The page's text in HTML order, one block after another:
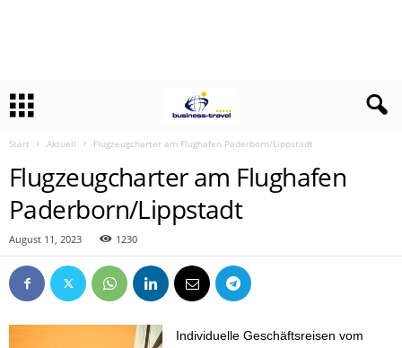
Start Aktuell Flugzeugcharter am Flughafen Paderborn/Lippstadt
Flugzeugcharter am Flughafen
Paderborn/Lippstadt
August 11, 2023 1230
Individuelle Geschäftsreisen vom